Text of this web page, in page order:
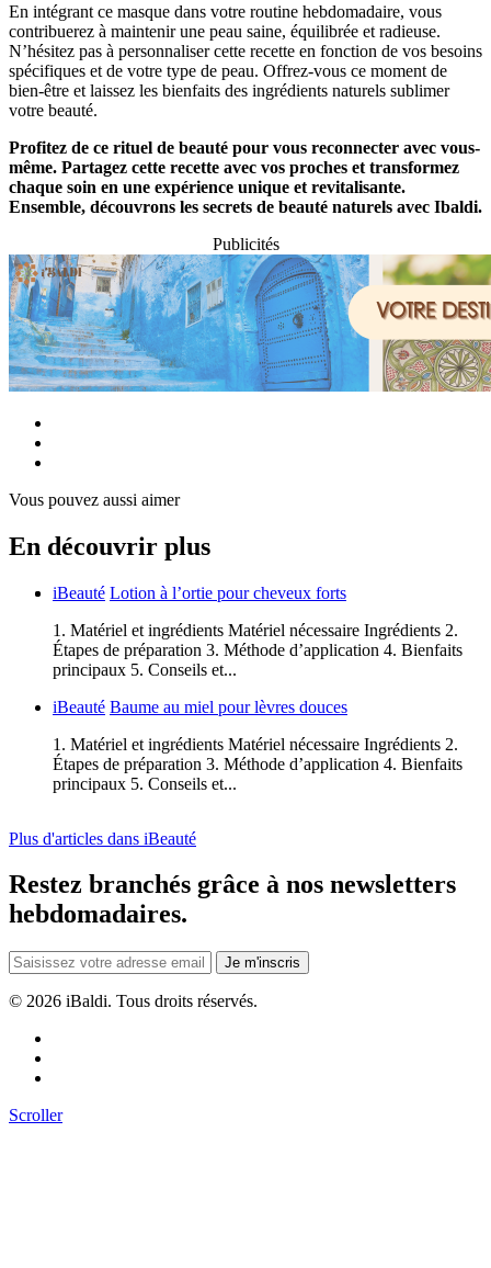
En intégrant ce masque dans votre routine hebdomadaire, vous
contribuerez à maintenir une peau saine, équilibrée et radieuse.
N’hésitez pas à personnaliser cette recette en fonction de vos besoins
spécifiques et de votre type de peau. Offrez-vous ce moment de
bien-être et laissez les bienfaits des ingrédients naturels sublimer
votre beauté.
Profitez de ce rituel de beauté pour vous reconnecter avec vous-
même. Partagez cette recette avec vos proches et transformez
chaque soin en une expérience unique et revitalisante.
Ensemble, découvrons les secrets de beauté naturels avec Ibaldi.
Publicités
Vous pouvez aussi aimer
En découvrir plus
iBeauté Lotion à l’ortie pour cheveux forts
1. Matériel et ingrédients Matériel nécessaire Ingrédients 2.
Étapes de préparation 3. Méthode d’application 4. Bienfaits
principaux 5. Conseils et...
iBeauté Baume au miel pour lèvres douces
1. Matériel et ingrédients Matériel nécessaire Ingrédients 2.
Étapes de préparation 3. Méthode d’application 4. Bienfaits
principaux 5. Conseils et...
Plus d'articles dans iBeauté
Restez branchés grâce à nos newsletters
hebdomadaires.
Je m'inscris
© 2026 iBaldi. Tous droits réservés.
Scroller